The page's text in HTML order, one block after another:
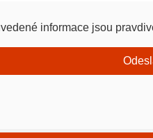
informace jsou